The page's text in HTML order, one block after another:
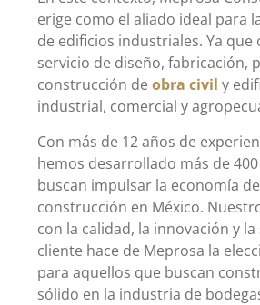
erige como el aliado ideal para
de edificios industriales. Ya que
servicio de diseño, fabricación,
construcción de obra civil y
industrial, comercial y
Con más de 12 años de
hemos desarrollado más de
buscan impulsar la economía
construcción en México.
con la calidad, la innovación y
cliente hace de Meprosa la
para aquellos que buscan
sólido en la industria de